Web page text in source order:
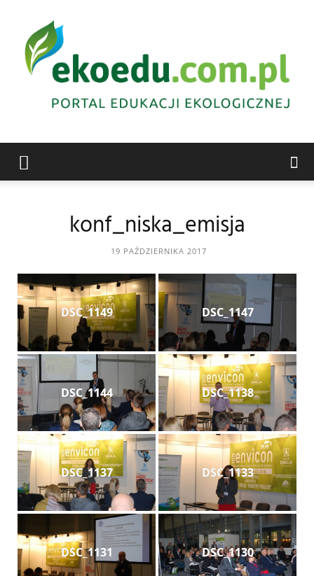
ekologiczna
Abrys
konf_niska_emisja
19 PAŹDZIERNIKA 2017
DSC_1149 DSC_1147
DSC_1144 DSC_1138
DSC_1137 DSC_1133
DSC_1131 DSC_1130